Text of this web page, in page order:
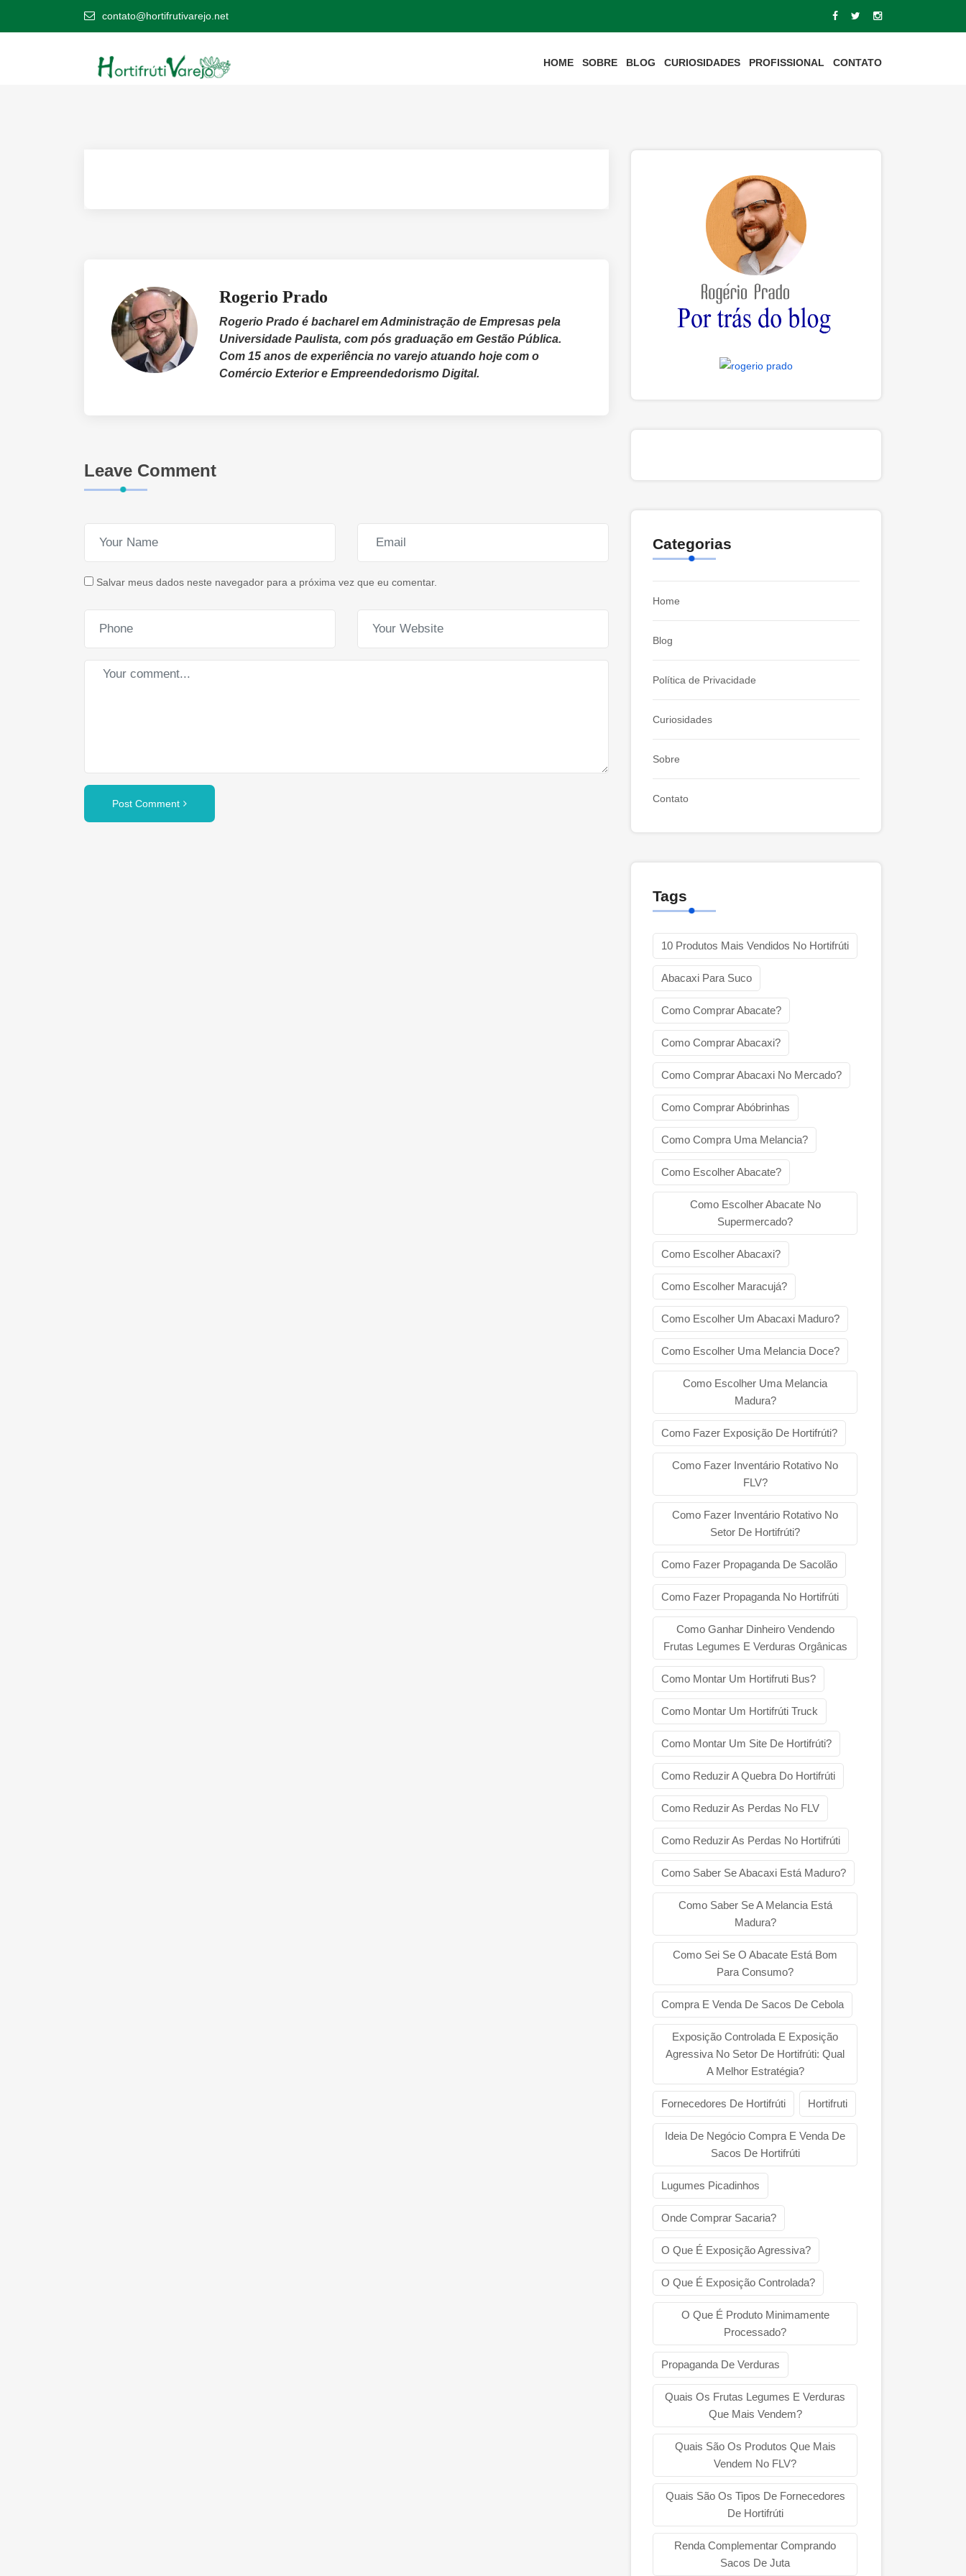
contato@hortifrutivarejo.net
HOME SOBRE BLOG CURIOSIDADES PROFISSIONAL CONTATO
Rogerio Prado
Rogerio Prado é bacharel em Administração de Empresas pela
Universidade Paulista, com pós graduação em Gestão Pública.
Com 15 anos de experiência no varejo atuando hoje com o
Comércio Exterior e Empreendedorismo Digital.
Leave Comment
Salvar meus dados neste navegador para a próxima vez que eu comentar.
Post Comment
Categorias
Home
Blog
Política de Privacidade
Curiosidades
Sobre
Contato
Tags
10 Produtos Mais Vendidos No Hortifrúti
Abacaxi Para Suco
Como Comprar Abacate?
Como Comprar Abacaxi?
Como Comprar Abacaxi No Mercado?
Como Comprar Abóbrinhas
Como Compra Uma Melancia?
Como Escolher Abacate?
Como Escolher Abacate No
Supermercado?
Como Escolher Abacaxi?
Como Escolher Maracujá?
Como Escolher Um Abacaxi Maduro?
Como Escolher Uma Melancia Doce?
Como Escolher Uma Melancia
Madura?
Como Fazer Exposição De Hortifrúti?
Como Fazer Inventário Rotativo No
FLV?
Como Fazer Inventário Rotativo No
Setor De Hortifrúti?
Como Fazer Propaganda De Sacolão
Como Fazer Propaganda No Hortifrúti
Como Ganhar Dinheiro Vendendo
Frutas Legumes E Verduras Orgânicas
Como Montar Um Hortifruti Bus?
Como Montar Um Hortifrúti Truck
Como Montar Um Site De Hortifrúti?
Como Reduzir A Quebra Do Hortifrúti
Como Reduzir As Perdas No FLV
Como Reduzir As Perdas No Hortifrúti
Como Saber Se Abacaxi Está Maduro?
Como Saber Se A Melancia Está
Madura?
Como Sei Se O Abacate Está Bom
Para Consumo?
Compra E Venda De Sacos De Cebola
Exposição Controlada E Exposição
Agressiva No Setor De Hortifrúti: Qual
A Melhor Estratégia?
Fornecedores De Hortifrúti Hortifruti
Ideia De Negócio Compra E Venda De
Sacos De Hortifrúti
Lugumes Picadinhos
Onde Comprar Sacaria?
O Que É Exposição Agressiva?
O Que É Exposição Controlada?
O Que É Produto Minimamente
Processado?
Propaganda De Verduras
Quais Os Frutas Legumes E Verduras
Que Mais Vendem?
Quais São Os Produtos Que Mais
Vendem No FLV?
Quais São Os Tipos De Fornecedores
De Hortifrúti
Renda Complementar Comprando
Sacos De Juta